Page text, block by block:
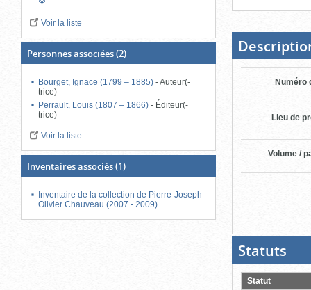
Voir la liste
Personnes associées(2)
Bourget, Ignace (1799 – 1885)-Auteur(-
trice)
Perrault, Louis (1807 – 1866)- Éditeur(-
trice)
Voir la liste
Inventaires associés(1)
Inventaire de la collection de Pierre-Joseph-
Olivier Chauveau (2007 - 2009)
bloc
d'onglets
Numéro
Lieu de
Volume /
Statuts
pour
Statut